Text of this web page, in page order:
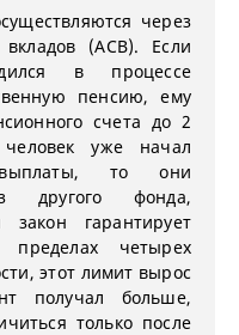
через
(АСВ). Если
в процессе
пенсию, ему
счета до 2
уже начал
выплаты, то они
другого фонда,
гарантирует
четырех
этот лимит вырос
получал больше,
только после